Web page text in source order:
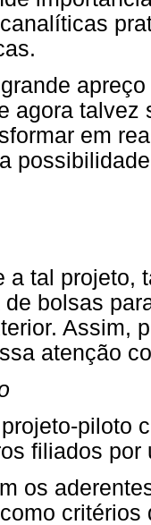
agora talvez
em
a tal projeto,
de bolsas
Assim,
atenção
piloto
filiados
os